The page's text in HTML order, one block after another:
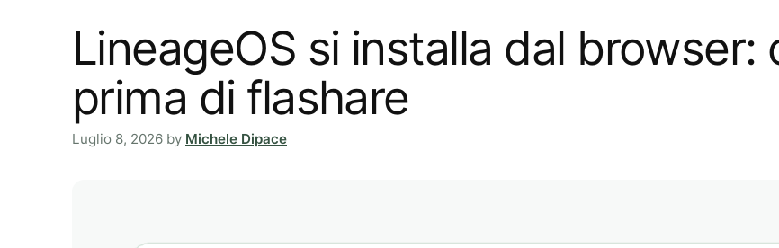
LineageOS si installa dal
prima di flashare
Luglio 8, 2026 by Michele Dipace